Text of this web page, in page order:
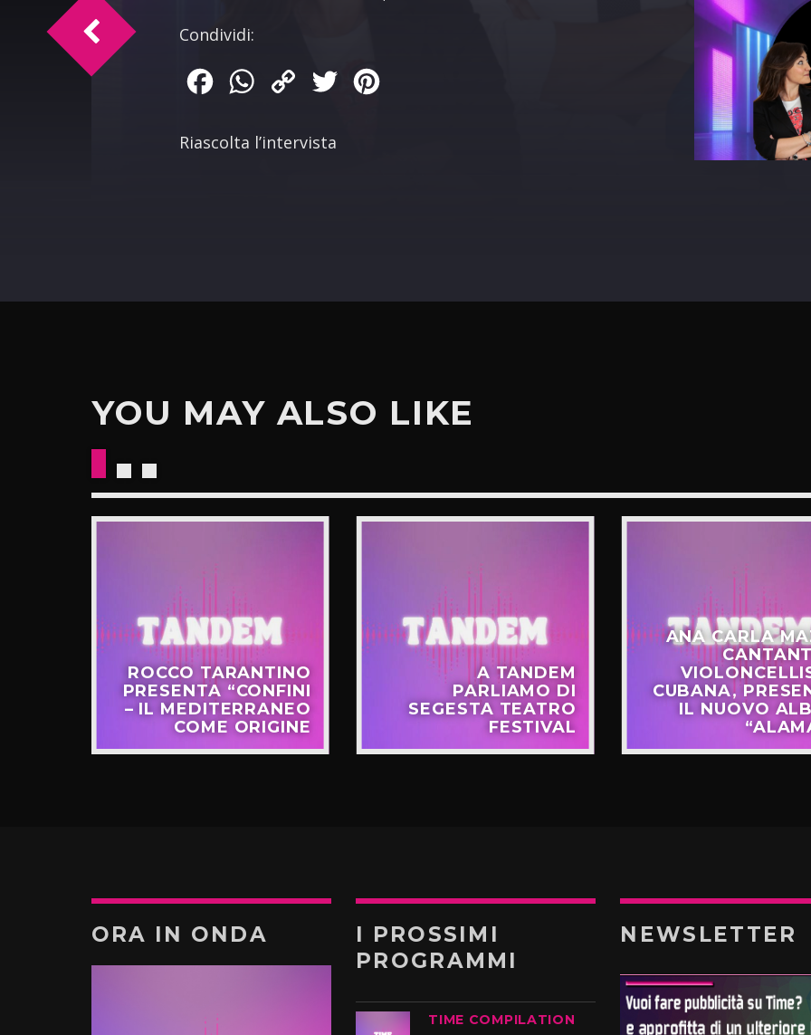
Condividi:
FacebookWhatsApp
Copy
Twitter
Riascolta l’intervista
Time Sport intervista Lorenzo Anfuso
YOU MAY ALSO LIKE
ROCCO TARANTINO
PRESENTA “CONFINI
– IL MEDITERRANEO
COME ORIGINE
A TANDEM
PARLIAMO DI
SEGESTA TEATRO
FESTIVAL
ANA CARLA
CUBANA,
IL NUOVO
ORA IN ONDA
I PROSSIMI
PROGRAMMI
TIME COMPILATION
NEWSLETTER